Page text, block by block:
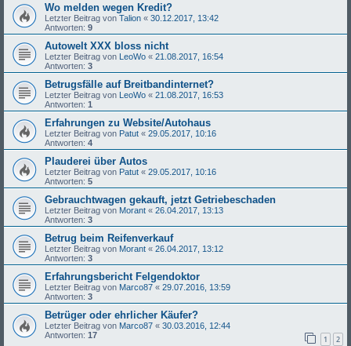
Wo melden wegen Kredit?
Letzter Beitrag von Talion « 30.12.2017, 13:42
Antworten: 9
Autowelt XXX bloss nicht
Letzter Beitrag von LeoWo « 21.08.2017, 16:54
Antworten: 3
Betrugsfälle auf Breitbandinternet?
Letzter Beitrag von LeoWo « 21.08.2017, 16:53
Antworten: 1
Erfahrungen zu Website/Autohaus
Letzter Beitrag von Patut « 29.05.2017, 10:16
Antworten: 4
Plauderei über Autos
Letzter Beitrag von Patut « 29.05.2017, 10:16
Antworten: 5
Gebrauchtwagen gekauft, jetzt Getriebeschaden
Letzter Beitrag von Morant « 26.04.2017, 13:13
Antworten: 3
Betrug beim Reifenverkauf
Letzter Beitrag von Morant « 26.04.2017, 13:12
Antworten: 3
Erfahrungsbericht Felgendoktor
Letzter Beitrag von Marco87 « 29.07.2016, 13:59
Antworten: 3
Betrüger oder ehrlicher Käufer?
Letzter Beitrag von Marco87 « 30.03.2016, 12:44
Antworten: 17 1 2